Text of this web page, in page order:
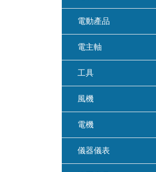
電動產品
電主軸
工具
風機
電機
儀器儀表